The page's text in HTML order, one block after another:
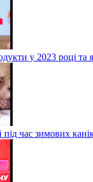
у 2023 році
під час зимових